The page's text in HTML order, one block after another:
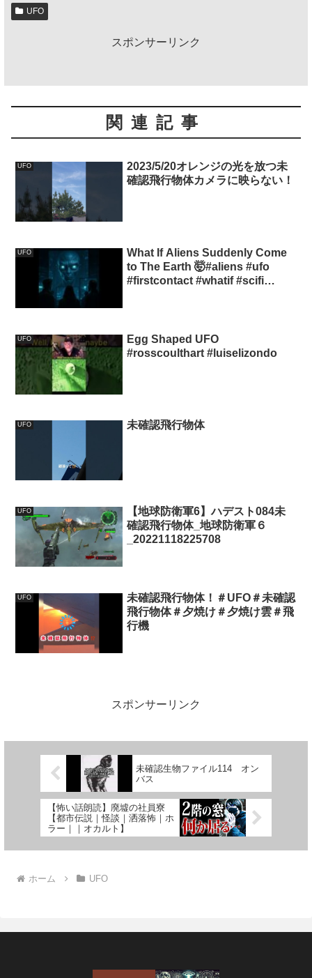
UFO
スポンサーリンク
関連記事
UFO
2023/5/20オレンジの光を放つ未
確認飛行物体カメラに映らない！
UFO
What If Aliens Suddenly Come
to The Earth 🤯#aliens #ufo
#firstcontact #whatif #scifi
UFO
Egg Shaped UFO
#rosscoulthart #luiselizondo
UFO 未確認飛行物体
UFO
【地球防衛軍6】ハデスト084未
確認飛行物体_地球防衛軍６
_20221118225708
UFO
未確認飛行物体！＃UFO＃未確認
飛行物体＃夕焼け＃夕焼け雲＃飛
行機
スポンサーリンク
未確認生物ファイル114 オン
バス
【怖い話朗読】廃墟の社員寮
【都市伝説｜怪談｜洒落怖｜ホ
ラー｜｜オカルト】
ホーム UFO